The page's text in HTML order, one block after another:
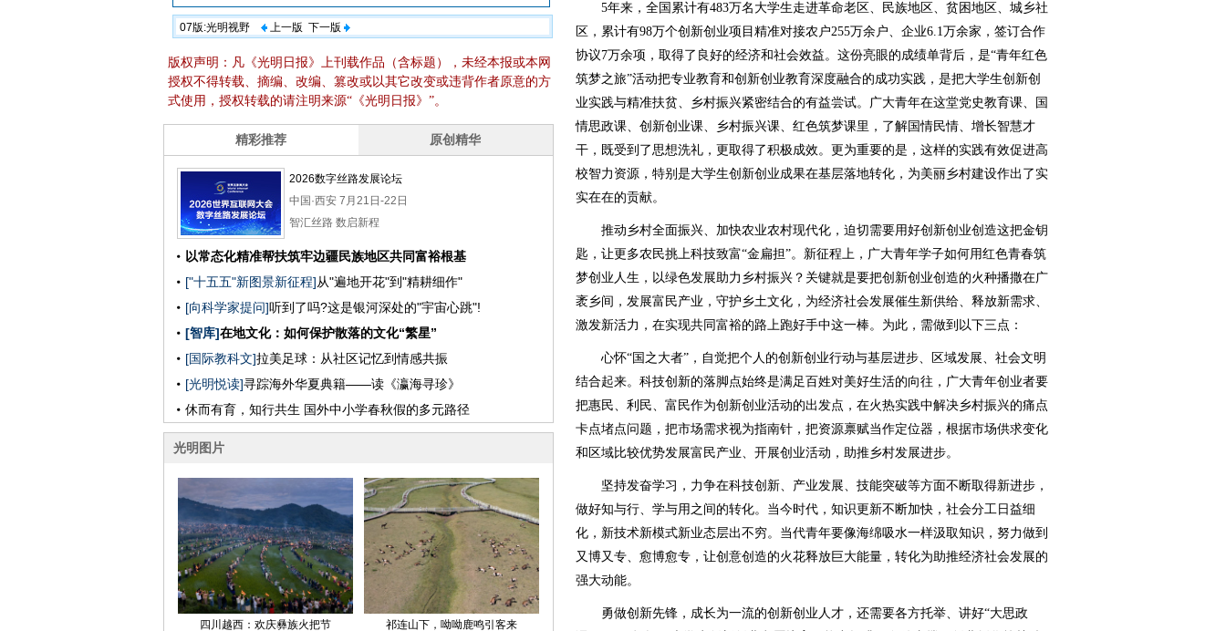
07版:光明视野 上一版 下一版
版权声明：凡《光明日报》上刊载作品（含标题），未经本报或本网
授权不得转载、摘编、改编、篡改或以其它改变或违背作者原意的方
式使用，授权转载的请注明来源“《光明日报》”。
5年来，全国累计有483万名大学生走进革命老区、民族地区、贫困地区、城乡社
区，累计有98万个创新创业项目精准对接农户255万余户、企业6.1万余家，签订合作
协议7万余项，取得了良好的经济和社会效益。这份亮眼的成绩单背后，是“青年红色
筑梦之旅”活动把专业教育和创新创业教育深度融合的成功实践，是把大学生创新创
业实践与精准扶贫、乡村振兴紧密结合的有益尝试。广大青年在这堂党史教育课、国
情思政课、创新创业课、乡村振兴课、红色筑梦课里，了解国情民情、增长智慧才
干，既受到了思想洗礼，更取得了积极成效。更为重要的是，这样的实践有效促进高
校智力资源，特别是大学生创新创业成果在基层落地转化，为美丽乡村建设作出了实
实在在的贡献。
推动乡村全面振兴、加快农业农村现代化，迫切需要用好创新创业创造这把金钥
匙，让更多农民挑上科技致富“金扁担”。新征程上，广大青年学子如何用红色青春筑
梦创业人生，以绿色发展助力乡村振兴？关键就是要把创新创业创造的火种播撒在广
袤乡间，发展富民产业，守护乡土文化，为经济社会发展催生新供给、释放新需求、
激发新活力，在实现共同富裕的路上跑好手中这一棒。为此，需做到以下三点：
心怀“国之大者”，自觉把个人的创新创业行动与基层进步、区域发展、社会文明
结合起来。科技创新的落脚点始终是满足百姓对美好生活的向往，广大青年创业者要
把惠民、利民、富民作为创新创业活动的出发点，在火热实践中解决乡村振兴的痛点
卡点堵点问题，把市场需求视为指南针，把资源禀赋当作定位器，根据市场供求变化
和区域比较优势发展富民产业、开展创业活动，助推乡村发展进步。
坚持发奋学习，力争在科技创新、产业发展、技能突破等方面不断取得新进步，
做好知与行、学与用之间的转化。当今时代，知识更新不断加快，社会分工日益细
化，新技术新模式新业态层出不穷。当代青年要像海绵吸水一样汲取知识，努力做到
又博又专、愈博愈专，让创意创造的火花释放巨大能量，转化为助推经济社会发展的
强大动能。
勇做创新先锋，成长为一流的创新创业人才，还需要各方托举、讲好“大思政